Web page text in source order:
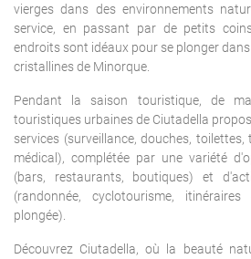
vierges dans des environnements
service, en passant par de petits
endroits sont idéaux pour se plonger
cristallines de Minorque.
Pendant la saison touristique, de
touristiques urbaines de Ciutadella
services (surveillance, douches,
médical), complétée par une variété
(bars, restaurants, boutiques) et
(randonnée, cyclotourisme,
plongée).
Découvrez Ciutadella, où la beauté